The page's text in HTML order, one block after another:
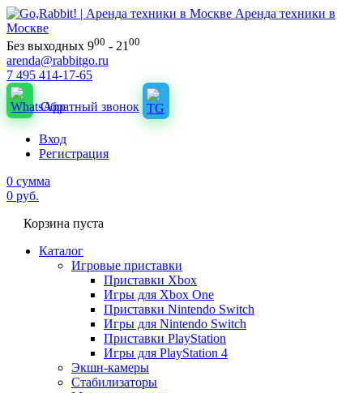
Аренда техники в
Москве
Без выходных 900 - 21 00
arenda@rabbitgo.ru
7 495 414-17-65
Обратный звонок
Вход
Регистрация
0 сумма
0 руб.
Корзина пуста
Каталог
Игровые приставки
Приставки Xbox
Игры для Xbox One
Приставки Nintendo Switch
Игры для Nintendo Switch
Приставки PlayStation
Игры для PlayStation 4
Экшн-камеры
Стабилизаторы